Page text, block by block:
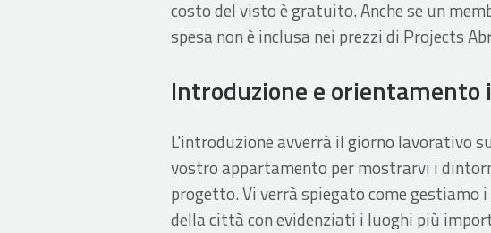
costo del visto è gratuito. Anche se un
spesa non è inclusa nei prezzi di Projects
Introduzione e orientamento
L'introduzione avverrà il giorno lavorativo
vostro appartamento per mostrarvi i
progetto. Vi verrà spiegato come
della città con evidenziati i luoghi più